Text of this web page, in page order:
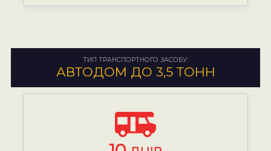
ТИП ТРАНСПОРТНОГО ЗАСОБУ:
АВТОДОМ ДО 3,5 ТОНН